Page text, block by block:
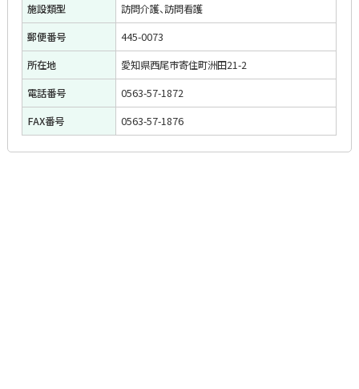
施設類型
訪問介護、訪問看護
郵便番号
445-0073
所在地
愛知県西尾市寄住町洲田21-2
電話番号
0563-57-1872
FAX番号
0563-57-1876